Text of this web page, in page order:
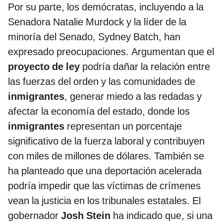
Por su parte, los demócratas, incluyendo a la
Senadora Natalie Murdock y la líder de la
minoría del Senado, Sydney Batch, han
expresado preocupaciones. Argumentan que el
proyecto de ley podría dañar la relación entre
las fuerzas del orden y las comunidades de
inmigrantes, generar miedo a las redadas y
afectar la economía del estado, donde los
inmigrantes representan un porcentaje
significativo de la fuerza laboral y contribuyen
con miles de millones de dólares. También se
ha planteado que una deportación acelerada
podría impedir que las víctimas de crímenes
vean la justicia en los tribunales estatales. El
gobernador Josh Stein ha indicado que, si una